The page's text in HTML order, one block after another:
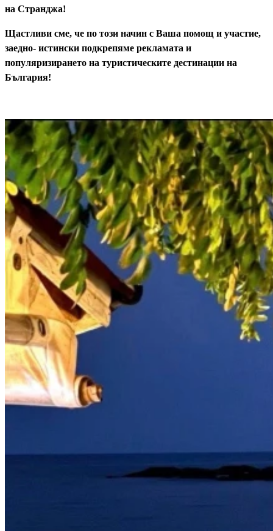
на Странджа!
Щастливи сме, че по този начин с Ваша помощ и участие,
заедно- истински подкрепяме рекламата и
популяризирането на туристическите дестинации на
България!